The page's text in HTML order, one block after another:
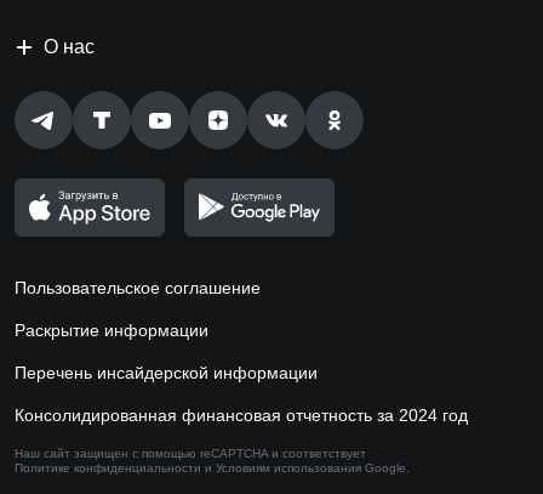
О нас
Пользовательское соглашение
Раскрытие информации
Перечень инсайдерской информации
Консолидированная финансовая отчетность за 2024 год
Наш сайт защищен с помощью reCAPTCHA и соответствует
Политике конфиденциальности и Условиям использования Google.